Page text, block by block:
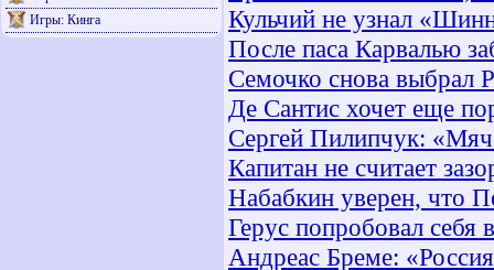
Игры: Кинга
Кульчий не узнал
После паса Карвалью
Семочко снова выбрал
Де Сантис хочет еще
Сергей Пилипчук:
Капитан не считает
Набабкин уверен, что
Герус попробовал себя
Андреас Бреме: